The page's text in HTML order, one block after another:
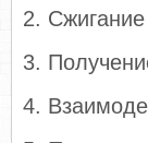
2.
3.
4.